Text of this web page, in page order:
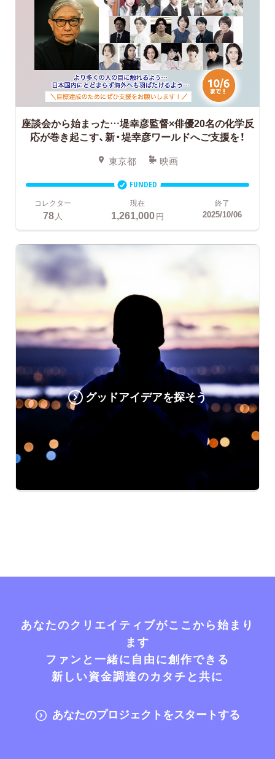
座談会から始まった…堤幸彦監督×俳優20名の化学反
応が巻き起こす、新・堤幸彦ワールドへご支援を！
東京都 映画
FUNDED
コレクター
78 人
現在
1,261,000円
終了
2025/10/06
グッドアイデアを探そう
あなたのクリエイティブがここから始まり
ます
ファンと一緒に自由に創作できる
新しい資金調達のカタチと共に
あなたのプロジェクトをスタートする